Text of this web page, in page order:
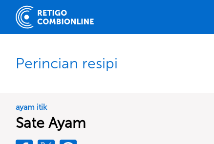
Perincian resipi
ayam itik
Sate Ayam